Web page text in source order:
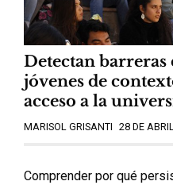
Detectan
jóvenes de
acceso a la
MARISOL GRISANTI 28 DE
Comprender por qué